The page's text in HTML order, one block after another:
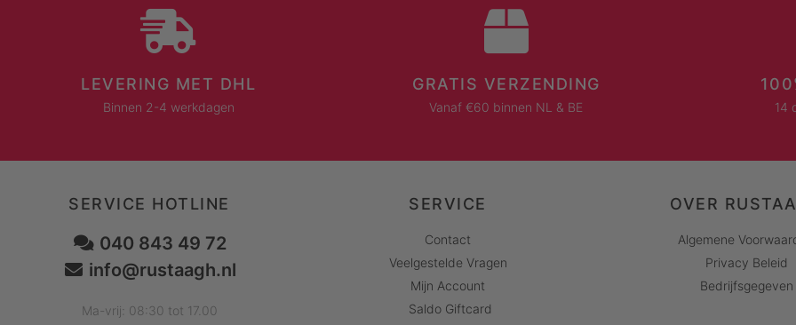
LEVERING MET DHL
Binnen 2-4 werkdagen
GRATIS VERZENDING
Vanaf €60 binnen NL & BE 14
SERVICE HOTLINE
040 843 49 72
info@rustaagh.nl
Ma-vrij: 08:30 tot 17.00
SERVICE
Contact
Veelgestelde Vragen
Mijn Account
Saldo Giftcard
OVER
Algemene
Privacy Beleid
Bedrijfsgegeven